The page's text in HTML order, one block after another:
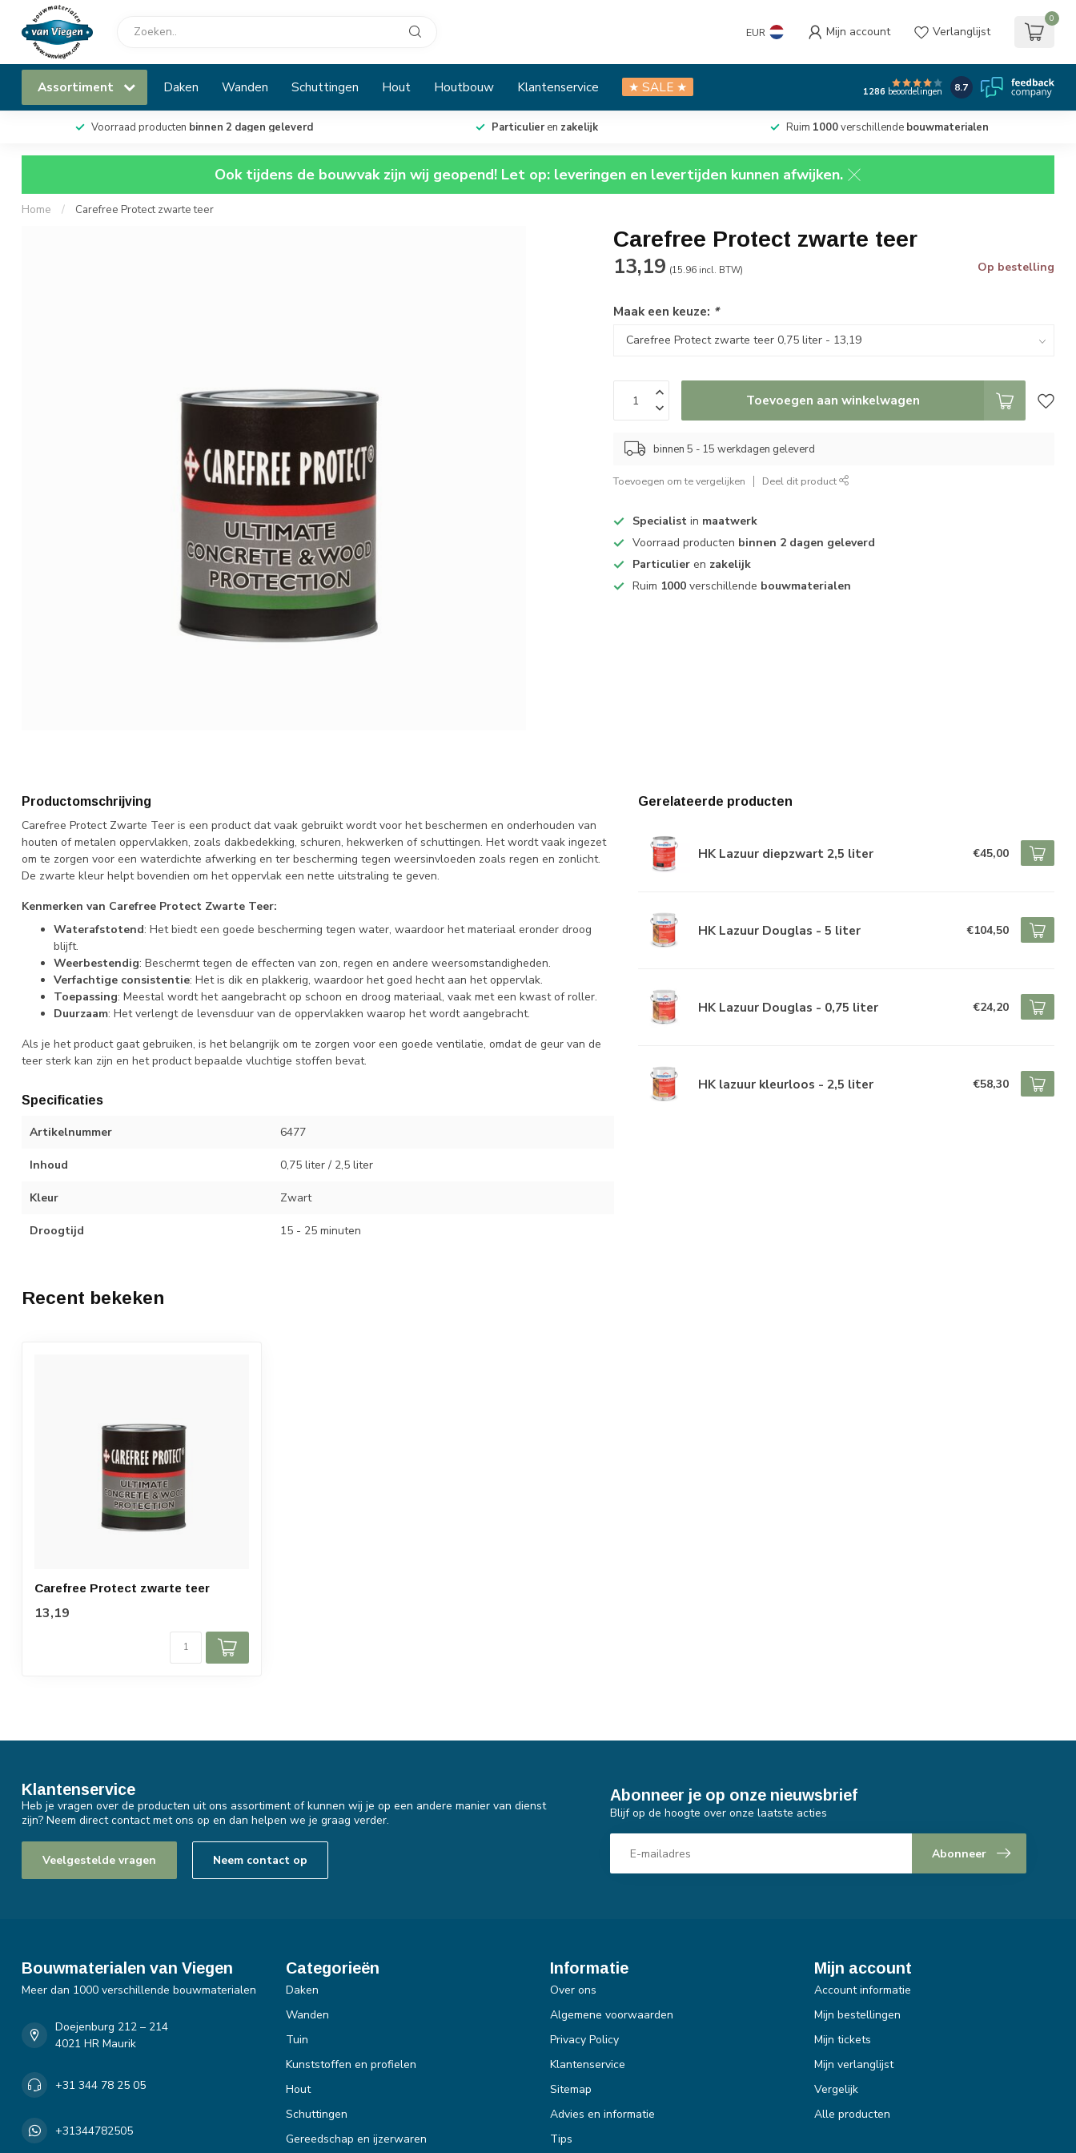
EUR Mijn account Verlanglijst
0
Assortiment Daken Wanden Schuttingen Hout Houtbouw Klantenservice ★ SALE ★ 1286 beoordelingen 8.7
Voorraad producten binnen 2 dagen geleverd Particulieren zakelijk Ruim 1000verschillende bouwmaterialen
Ook tijdens de bouwvak zijn wij geopend! Let op: leveringen en levertijden kunnen afwijken.
Home / Carefree Protect zwarte teer
Carefree Protect zwarte teer
13,19 (15.96 incl. BTW) Op bestelling
Maak een keuze: *
Toevoegen aan winkelwagen
binnen 5 - 15 werkdagen geleverd
Toevoegen om te vergelijken Deel dit product
Specialist in maatwerk
Voorraad producten binnen 2 dagen geleverd
Particulier en zakelijk
Ruim 1000 verschillende bouwmaterialen
Productomschrijving
Carefree Protect Zwarte Teer is een product dat vaak gebruikt wordt voor het beschermen en onderhouden van
houten of metalen oppervlakken, zoals dakbedekking, schuren, hekwerken of schuttingen. Het wordt vaak ingezet
om te zorgen voor een waterdichte afwerking en ter bescherming tegen weersinvloeden zoals regen en zonlicht.
De zwarte kleur helpt bovendien om het oppervlak een nette uitstraling te geven.
Kenmerken van Carefree Protect Zwarte Teer:
Waterafstotend: Het biedt een goede bescherming tegen water, waardoor het materiaal eronder droog
blijft.
Weerbestendig: Beschermt tegen de effecten van zon, regen en andere weersomstandigheden.
Verfachtige consistentie: Het is dik en plakkerig, waardoor het goed hecht aan het oppervlak.
Toepassing: Meestal wordt het aangebracht op schoon en droog materiaal, vaak met een kwast of roller.
Duurzaam: Het verlengt de levensduur van de oppervlakken waarop het wordt aangebracht.
Als je het product gaat gebruiken, is het belangrijk om te zorgen voor een goede ventilatie, omdat de geur van de
teer sterk kan zijn en het product bepaalde vluchtige stoffen bevat.
Specificaties
Artikelnummer 6477
Inhoud 0,75 liter / 2,5 liter
Kleur Zwart
Droogtijd 15 - 25 minuten
Gerelateerde producten
HK Lazuur diepzwart 2,5 liter €45,00
HK Lazuur Douglas - 5 liter €104,50
HK Lazuur Douglas - 0,75 liter €24,20
HK lazuur kleurloos - 2,5 liter €58,30
Recent bekeken
Carefree Protect zwarte teer
13,19
Klantenservice
Heb je vragen over de producten uit ons assortiment of kunnen wij je op een andere manier van dienst
zijn? Neem direct contact met ons op en dan helpen we je graag verder.
Veelgestelde vragen Neem contact op
Abonneer je op onze nieuwsbrief
Blijf op de hoogte over onze laatste acties
Abonneer
Bouwmaterialen van Viegen
Meer dan 1000 verschillende bouwmaterialen
Doejenburg 212 – 214
4021 HR Maurik
+31 344 78 25 05
+31344782505
Categorieën
Daken
Wanden
Tuin
Kunststoffen en profielen
Hout
Schuttingen
Gereedschap en ijzerwaren
Informatie
Over ons
Algemene voorwaarden
Privacy Policy
Klantenservice
Sitemap
Advies en informatie
Tips
Mijn account
Account informatie
Mijn bestellingen
Mijn tickets
Mijn verlanglijst
Vergelijk
Alle producten